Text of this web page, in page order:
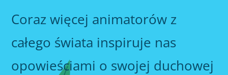
Coraz więcej animatorów z
całego świata inspiruje nas
opowieściami o swojej duchowej